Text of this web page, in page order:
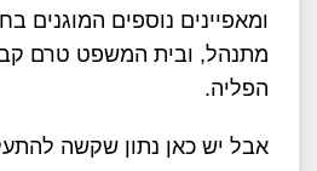
ומאפיינים נוספים המוגנים
מתנהל, ובית המשפט טרם
הפליה.
אבל יש כאן נתון שקשה